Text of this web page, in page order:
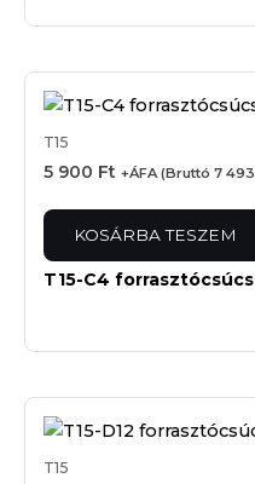
T15
5 900 Ft +ÁFA (Bruttó 7 493
KOSÁRBA TESZEM
T15-C4 forrasztócsúcs
T15